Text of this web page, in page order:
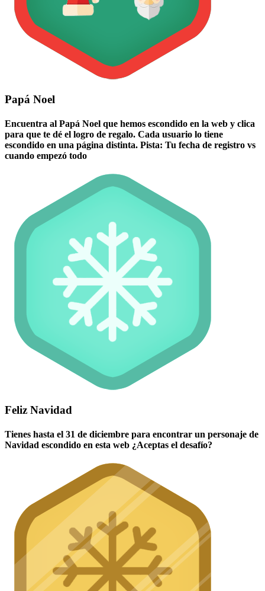
Papá Noel
Encuentra al Papá Noel que hemos escondido en la web y clica
para que te dé el logro de regalo. Cada usuario lo tiene
escondido en una página distinta. Pista: Tu fecha de registro vs
cuando empezó todo
Feliz Navidad
Tienes hasta el 31 de diciembre para encontrar un personaje de
Navidad escondido en esta web ¿Aceptas el desafío?